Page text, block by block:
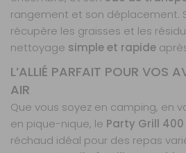
rangement et son déplacement.
récupère les graisses et les
nettoyage simple et rapide
L’ALLIÉ PARFAIT POUR VOS
AIR
Que vous soyez en camping, en
en pique-nique, le Party Grill 400
réchaud idéal pour des repas